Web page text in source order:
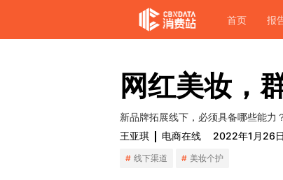
首页 报
网红美妆，
新品牌拓展线下，必须具备哪些能力
王亚琪
电商在线 2022年1月26日
线下渠道 美妆个护